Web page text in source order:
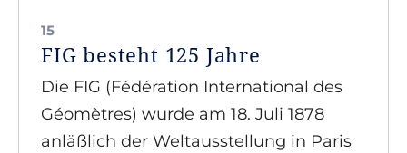
15
FIG besteht 125 Jahre
Die FIG (Fédération International des
Géomètres) wurde am 18. Juli 1878
anläßlich der Weltausstellung in Paris